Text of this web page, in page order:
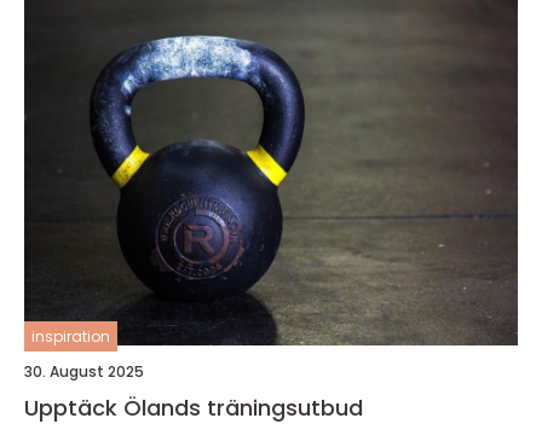
inspiration
30. August 2025
Upptäck Ölands träningsutbud